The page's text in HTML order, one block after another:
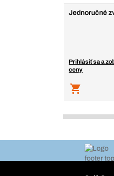
Jednoručné
Prihlásiť sa a
ceny